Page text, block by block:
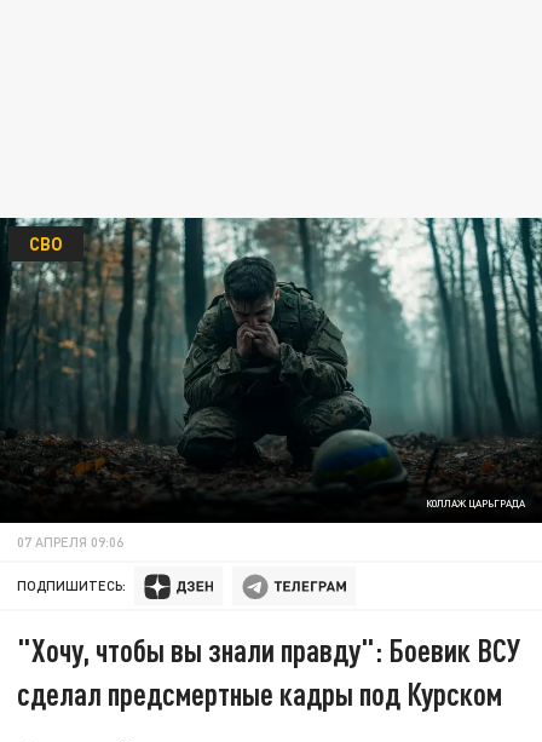
КОЛЛАЖ ЦАРЬГРАДА
СВО
07 АПРЕЛЯ 09:06
ПОДПИШИТЕСЬ:
"Хочу, чтобы вы знали правду": Боевик ВСУ
сделал предсмертные кадры под Курском